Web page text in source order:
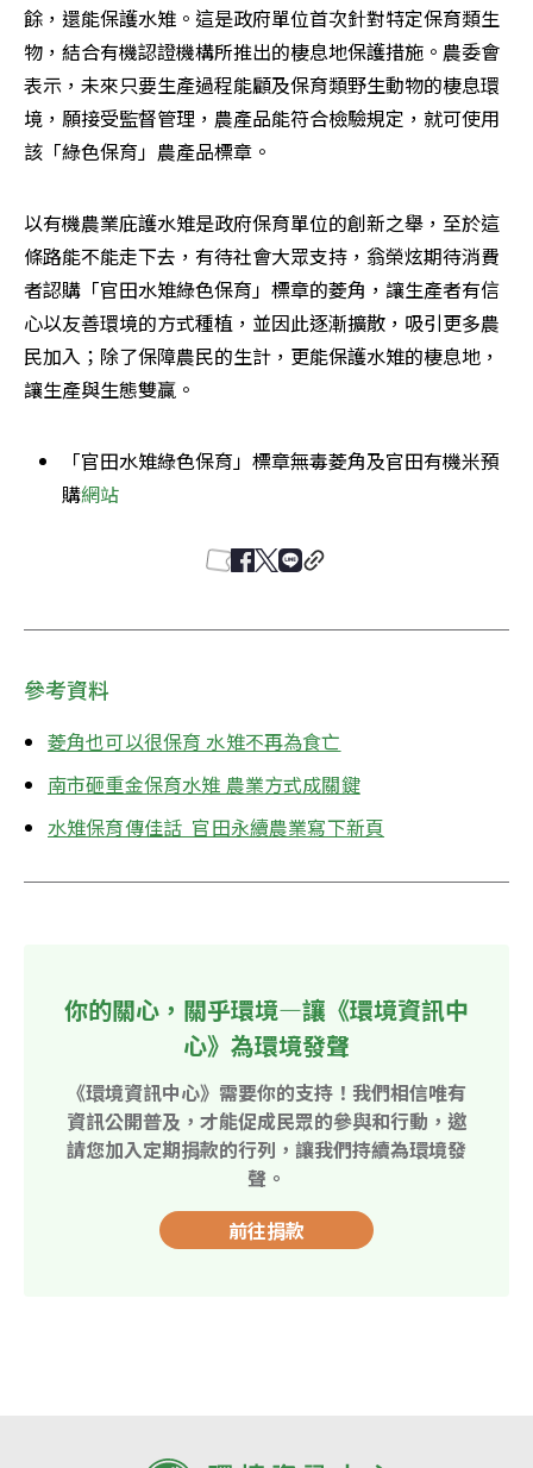
餘，還能保護水雉。這是政府單位首次針對特定保育類生
物，結合有機認證機構所推出的棲息地保護措施。農委會
表示，未來只要生產過程能顧及保育類野生動物的棲息環
境，願接受監督管理，農產品能符合檢驗規定，就可使用
該「綠色保育」農產品標章。
以有機農業庇護水雉是政府保育單位的創新之舉，至於這
條路能不能走下去，有待社會大眾支持，翁榮炫期待消費
者認購「官田水雉綠色保育」標章的菱角，讓生產者有信
心以友善環境的方式種植，並因此逐漸擴散，吸引更多農
民加入；除了保障農民的生計，更能保護水雉的棲息地，
讓生產與生態雙贏。
「官田水雉綠色保育」標章無毒菱角及官田有機米預
購網站
參考資料
菱角也可以很保育 水雉不再為食亡
南市砸重金保育水雉 農業方式成關鍵
水雉保育傳佳話  官田永續農業寫下新頁
你的關心，關乎環境—讓《環境資訊中
心》為環境發聲
《環境資訊中心》需要你的支持！我們相信唯有
資訊公開普及，才能促成民眾的參與和行動，邀
請您加入定期捐款的行列，讓我們持續為環境發
聲。
前往捐款